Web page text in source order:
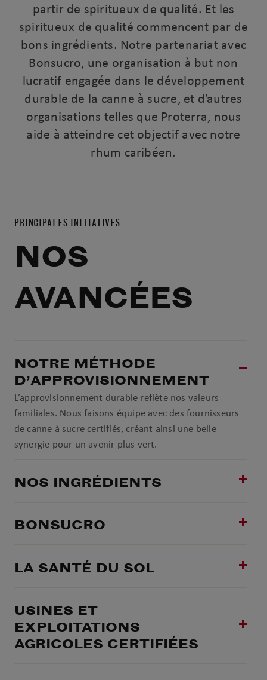
partir de spiritueux de qualité. Et les
spiritueux de qualité commencent par de
bons ingrédients. Notre partenariat avec
Bonsucro, une organisation à but non
lucratif engagée dans le développement
durable de la canne à sucre, et d’autres
organisations telles que Proterra, nous
aide à atteindre cet objectif avec notre
rhum caribéen.
PRINCIPALES INITIATIVES
NOS
AVANCÉES
NOTRE MÉTHODE
D’APPROVISIONNEMENT
L’approvisionnement durable reflète nos valeurs
familiales. Nous faisons équipe avec des fournisseurs
de canne à sucre certifiés, créant ainsi une belle
synergie pour un avenir plus vert.
NOS INGRÉDIENTS
BONSUCRO
LA SANTÉ DU SOL
USINES ET
EXPLOITATIONS
AGRICOLES CERTIFIÉES